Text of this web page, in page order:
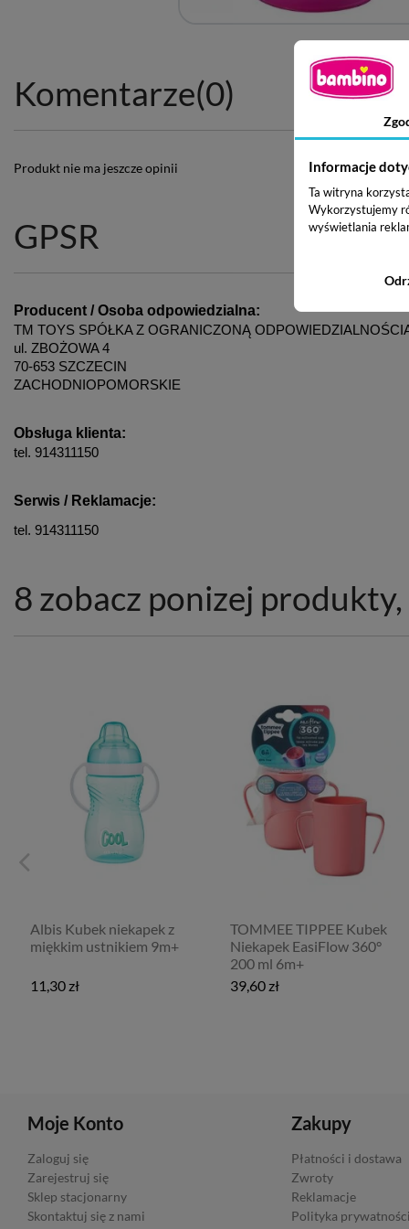
Komentarze(0)
Produkt nie ma jeszcze opinii
GPSR
Producent / Osoba odpowiedzialna:
TM TOYS SPÓŁKA Z OGRANICZONĄ
ul. ZBOŻOWA 4
70-653 SZCZECIN
ZACHODNIOPOMORSKIE
Obsługa klienta:
tel. 914311150
Serwis / Reklamacje:
tel. 914311150
8 zobacz ponizej
Albis Kubek niekapek z
miękkim ustnikiem 9m+
11,30 zł
TOMMEE TIPPEE Kubek
Niekapek EasiFlow 360°
200 ml 6m+
39,60 zł
Moje Konto
Zaloguj się
Zarejestruj się
Sklep stacjonarny
Skontaktuj się z nami
Zakupy
Płatności i dostawa
Zwroty
Reklamacje
Polityka
Informacje
Ta witryna
Wykorzystujemy
wyświetlania